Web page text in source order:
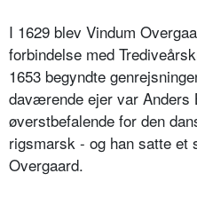
I 1629 blev Vindum
forbindelse med
1653 begyndte
daværende ejer var Anders
øverstbefalende for den
rigsmarsk - og han satte
Overgaard.